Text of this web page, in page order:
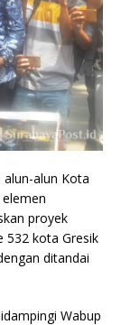
alun-alun Kota
proyek
532 kota Gresik
ditandai
Wabup